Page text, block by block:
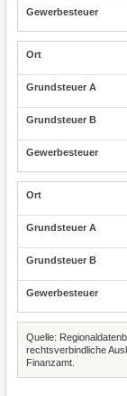
Quelle:
rechtsverbindliche
Finanzamt.